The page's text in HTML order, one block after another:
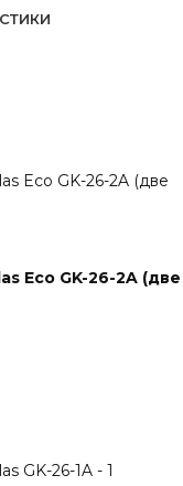
Eco GK-26-2A (две